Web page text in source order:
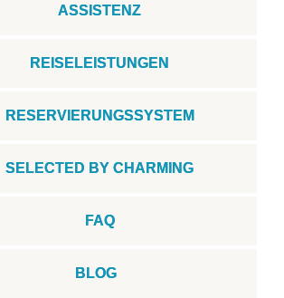
ASSISTENZ
REISELEISTUNGEN
RESERVIERUNGSSYSTEM
SELECTED BY CHARMING
FAQ
BLOG